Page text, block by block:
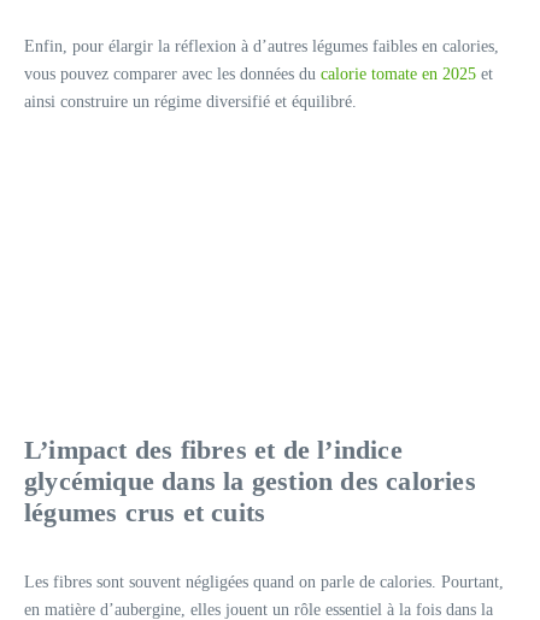
Enfin, pour élargir la réflexion à d’autres légumes faibles en calories,
vous pouvez comparer avec les données du calorie tomate en 2025 et
ainsi construire un régime diversifié et équilibré.
L’impact des fibres et de l’indice
glycémique dans la gestion des calories
légumes crus et cuits
Les fibres sont souvent négligées quand on parle de calories. Pourtant,
en matière d’aubergine, elles jouent un rôle essentiel à la fois dans la